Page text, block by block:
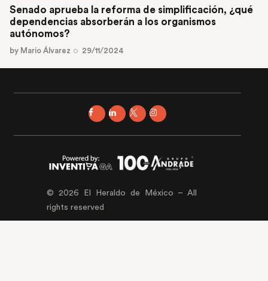
Senado aprueba la reforma de simplificación, ¿qué
dependencias absorberán a los organismos
autónomos?
by Mario Álvarez 29/11/2024
© 2026 El Heraldo de México – All
rights reserved